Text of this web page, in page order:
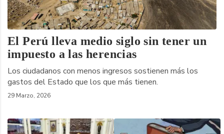
El Perú lleva medio siglo sin tener un
impuesto a las herencias
Los ciudadanos con menos ingresos sostienen más los
gastos del Estado que los que más tienen.
29 Marzo, 2026